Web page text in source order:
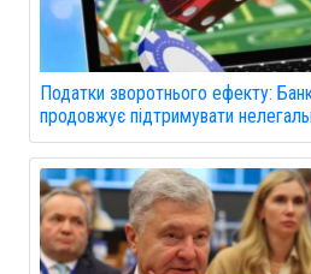
Податки зворотнього ефекту:
продовжує підтримувати